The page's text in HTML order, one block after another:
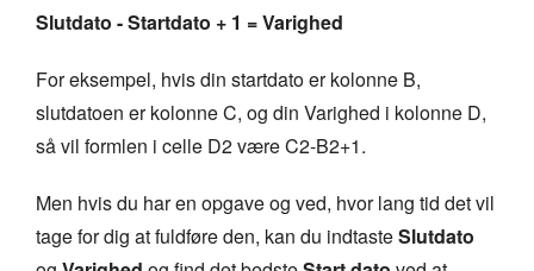
Slutdato - Startdato + 1 = Varighed
For eksempel, hvis din startdato er kolonne B,
slutdatoen er kolonne C, og din Varighed i kolonne D,
så vil formlen i celle D2 være C2-B2+1.
Men hvis du har en opgave og ved, hvor lang tid det vil
tage for dig at fuldføre den, kan du indtasteSlutdato